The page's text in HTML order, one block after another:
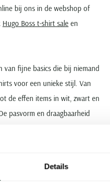
Details
bij ons in de webshop of
Hugo Boss t-shirt sale en
van fijne basics die bij niemand
voor een unieke stijl. Van
de effen items in wit, zwart en
pasvorm en draagbaarheid